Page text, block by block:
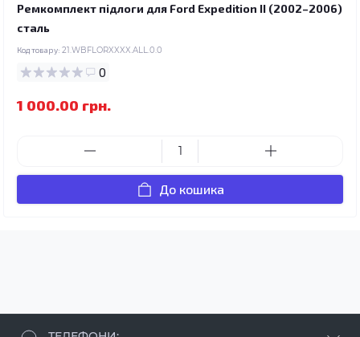
Ремкомплект підлоги для Ford Expedition II (2002–2006)
сталь
Код товару: 21.WBFLORXXXX.ALL.0.0
0
1 000.00 грн.
До кошика